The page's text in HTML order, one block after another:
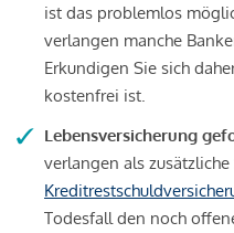
ist das problemlos
verlangen manche
Erkundigen Sie sich
kostenfrei ist.
Lebensversicherung
verlangen als
Todesfall den noch